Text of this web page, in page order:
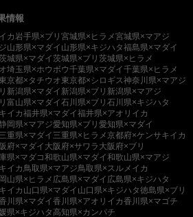
情報
カ 岩手県×ブリ 宮城県×ヒラメ宮城県×マアジ
山形県×マダイ 山形県×キジハタ福島県×マダイ
城県×マダイ茨城県×ブリ 茨城県×ヒラメ
埼玉県×ホウボウ千葉県×マダイ千葉県×ヒラメ
東京都×タチウオ東京都×シロギス神奈川県×マアジ
新潟県×マダイ 新潟県×ブリ 新潟県×マアジ
富山県×マダイ石川県×ブリ 石川県×キジハタ
イカ福井県×マダイ福井県×アオリイカ
岡県×マアジ愛知県×ブリ 愛知県×マダイ
三重県×マダイ 三重県×ヒラメ京都府×ケンサキイカ
府×マダイ 大阪府×サワラ 大阪府×ブリ
県×マダコ和歌山県×マダイ和歌山県×マアジ
イカ 鳥取県×マアジ鳥取県×スルメイカ
岡山県×ヒラメ 広島県×マダイ 広島県×キジハタ
イカ 山口県×マダイ 山口県×キジハタ徳島県×ブリ
川県×マダイ香川県×アオリイカ香川県×マゴチ
県×キジハタ高知県×カンパチ